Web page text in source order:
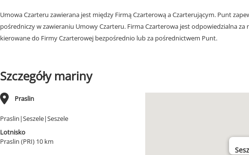
Umowa Czarteru zawierana jest między Firmą Czarterową a Czarterującym. Punt
pośredniczy w zawieraniu Umowy Czarteru. Firma Czarterowa jest odpowiedzialna
kierowane do Firmy Czarterowej bezpośrednio lub za pośrednictwem Punt.
Szczegóły mariny
Praslin
Praslin|Seszele|Seszele
Lotnisko
Praslin (PRI) 10 km